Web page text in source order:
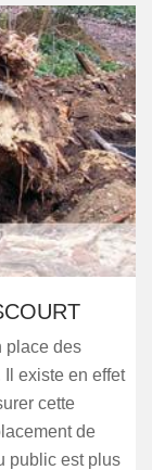
place des
existe en effet
cette
de
public est plus